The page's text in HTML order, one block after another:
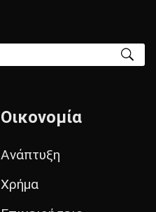
Οικονομία
Ανάπτυξη
Χρήμα